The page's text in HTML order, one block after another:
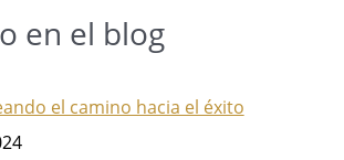
en el blog
el camino hacia el éxito